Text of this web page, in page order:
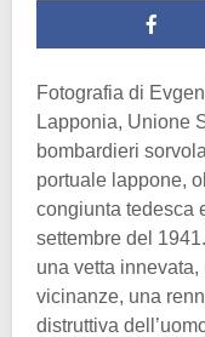
Fotografia di
Lapponia, Unione
bombardieri
portuale lappone,
congiunta tedesca
settembre del
una vetta
vicinanze, una
distruttiva